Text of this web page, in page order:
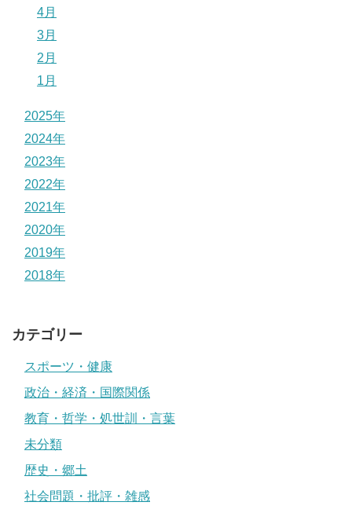
4月
3月
2月
1月
2025年
2024年
2023年
2022年
2021年
2020年
2019年
2018年
カテゴリー
スポーツ・健康
政治・経済・国際関係
教育・哲学・処世訓・言葉
未分類
歴史・郷土
社会問題・批評・雑感